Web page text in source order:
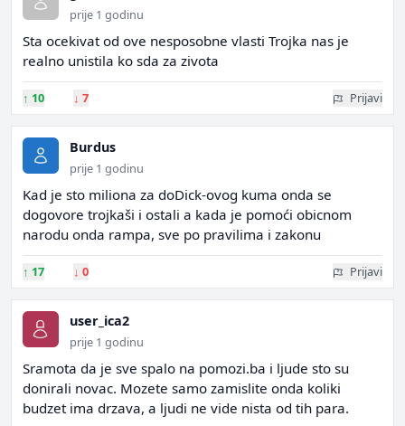
prije 1 godinu
Sta ocekivat od ove nesposobne vlasti Trojka nas je
realno unistila ko sda za zivota
↑ 10 ↓ 7 Prijavi
Burdus
prije 1 godinu
Kad je sto miliona za doDick-ovog kuma onda se
dogovore trojkaši i ostali a kada je pomoći obicnom
narodu onda rampa, sve po pravilima i zakonu
↑ 17 ↓ 0 Prijavi
user_ica2
prije 1 godinu
Sramota da je sve spalo na pomozi.ba i ljude sto su
donirali novac. Mozete samo zamislite onda koliki
budzet ima drzava, a ljudi ne vide nista od tih para.